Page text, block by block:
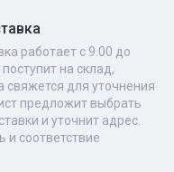
работает с 9.00 до
на склад,
свяжется для уточнения
предложит выбрать
и уточнит адрес.
и соответствие